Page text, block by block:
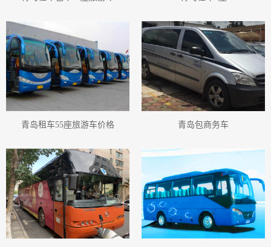
青岛租车行小巴
青岛机场接送小巴士
青岛机场接送大巴
青岛机场接送小巴
青岛旅游大巴车车队
青岛旅游小巴
青岛旅游客车小巴
青岛旅游小巴车队
青岛旅游小巴租赁
青岛旅游小巴出租
青岛旅游用车小巴
青岛旅游小巴车车队
青岛旅游客车
青岛旅游客车客车
青岛旅游客车车队
青岛旅游客车租赁
青岛旅游客车出租
青岛旅游用车客车
青岛旅游租车
青岛旅游巴士
青岛旅游客车巴士
青岛旅游巴士车队
青岛旅游巴士租赁
青岛旅游巴士车车队
青岛旅游租车价格表
青岛旅游用车
青岛旅游客运公司
青岛旅游汽车服务公司
青岛旅游汽车服务有限公司
青岛旅游客运公司有哪些
青岛旅游小巴士
青岛旅游客车小巴士
青岛旅游小巴士车队
青岛旅游小巴士租赁
青岛旅游小巴士出租
青岛旅游用车小巴士
青岛旅游小巴士车车队
青岛旅游中巴
青岛旅游客车中巴
青岛租车55座旅游车价格 青岛包商务车